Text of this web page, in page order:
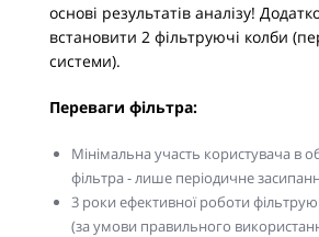
основі результатів аналізу!
встановити 2 фільтруючі колби
системи).
Переваги фільтра:
Мінімальна участь користувача в
фільтра - лише періодичне
3 роки ефективної роботи
(за умови правильного